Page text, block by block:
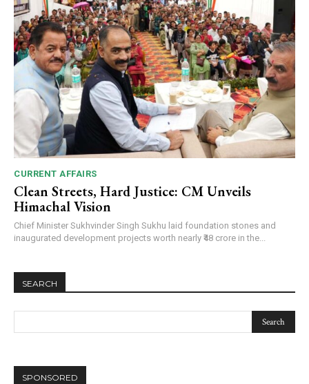
CURRENT AFFAIRS
Clean Streets, Hard Justice: CM Unveils
Himachal Vision
Chief Minister Sukhvinder Singh Sukhu laid foundation stones and
inaugurated development projects worth nearly ₹48 crore in the...
SEARCH
SPONSORED